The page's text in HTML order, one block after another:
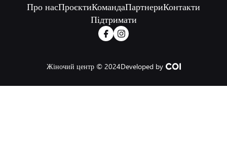
Про насПроєктиКомандаПартнериКонтакти
Підтримати
Жіночий центр © 2024Developed by